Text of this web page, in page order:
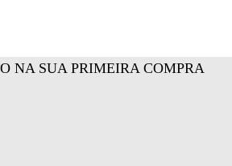
NA SUA PRIMEIRA COMPRA